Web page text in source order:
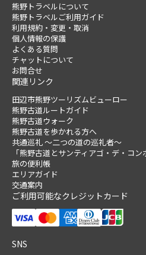
熊野トラベルについて
熊野トラベルご利用ガイド
利用規約・変更・取消
個人情報の保護
よくある質問
チャットについて
お問合せ
関連リンク
田辺市熊野ツーリズムビューロー
熊野古道ルートガイド
熊野古道ウォーク
熊野古道を歩かれる方へ
共通巡礼 ～二つの道の巡礼者～
「熊野古道とサンティアゴ・デ・コン
旅の便利帳
エリアガイド
交通案内
ご利用可能なクレジットカード
SNS